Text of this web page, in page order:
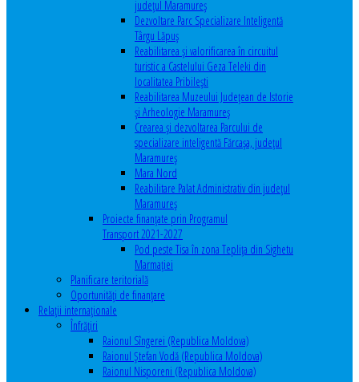
județul Maramureș
Dezvoltare Parc Specializare Inteligentă
Târgu Lăpuș
Reabilitarea și valorificarea în circuitul
turistic a Castelului Geza Teleki din
localitatea Pribilești
Reabilitarea Muzeului Județean de Istorie
și Arheologie Maramureș
Crearea și dezvoltarea Parcului de
specializare inteligentă Fărcașa, județul
Maramureș
Mara Nord
Reabilitare Palat Administrativ din județul
Maramureș
Proiecte finanțate prin Programul
Transport 2021-2027
Pod peste Tisa în zona Teplița din Sighetu
Marmației
Planificare teritorială
Oportunităţi de finanţare
Relaţii internaţionale
Înfrăţiri
Raionul Sîngerei (Republica Moldova)
Raionul Ștefan Vodă (Republica Moldova)
Raionul Nisporeni (Republica Moldova)